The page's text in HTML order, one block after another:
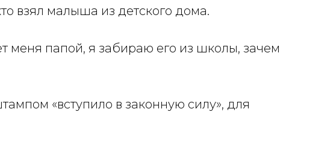
взял малыша из детского дома.
меня папой, я забираю его из школы, зачем
«вступило в законную силу», для